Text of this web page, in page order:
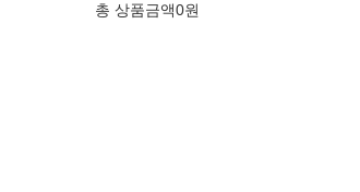
총 상품금액0원